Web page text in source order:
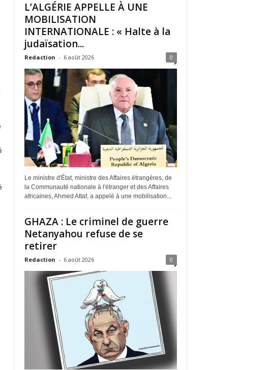
L’ALGÉRIE APPELLE À UNE
MOBILISATION
INTERNATIONALE : « Halte à la
judaïsation...
Redaction - 6 août 2026 0
Le ministre d'État, ministre des Affaires étrangères, de
la Communauté nationale à l'étranger et des Affaires
africaines, Ahmed Attaf, a appelé à une mobilisation...
GHAZA : Le criminel de guerre
Netanyahou refuse de se
retirer
Redaction - 6 août 2026 0